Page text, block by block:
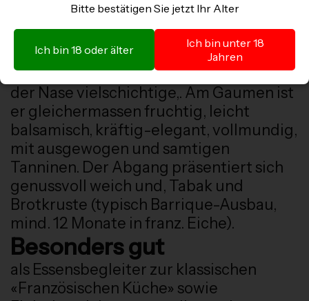
Bitte bestätigen Sie jetzt Ihr Alter
Ich bin 18 oder älter
Ich bin unter 18
Jahren
Weinbeschrieb
Dieser ist einzigartig; komplex,
strukturiert, harmonisch und elegant. In
der Nase vielschichtige,. Am Gaumen ist
er gleichermassen fruchtig, leicht
balsamisch, kräftig-elegant, vollmundig,
mit ausgewogen und samtigen
Tanninen. Der Abgang präsentiert sich
genussvoll weich und, Tabak und
Brotkruste (typisch Barrique-Ausbau,
mind. 12 Monate in franz. Eiche).
Besonders gut
als Essensbegleiter zur klassischen
«Französischen Küche» sowie